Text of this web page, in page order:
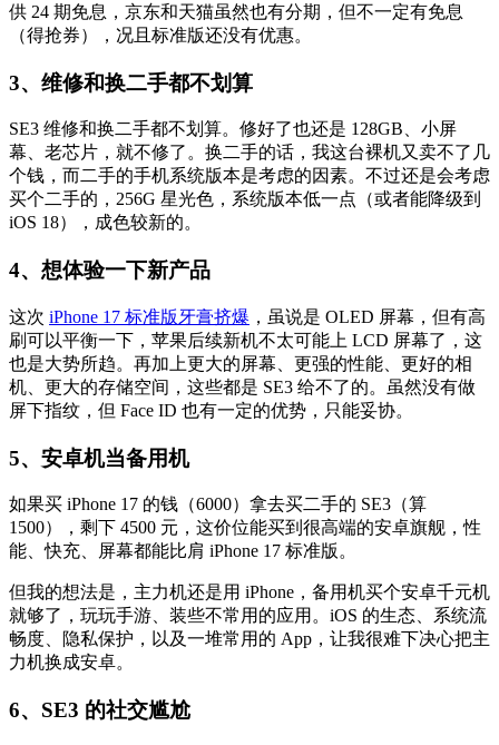
供 24 期免息，京东和天猫虽然也有分期，但不一定有免息
（得抢券），况且标准版还没有优惠。
3、维修和换二手都不划算
SE3 维修和换二手都不划算。修好了也还是 128GB、小屏
幕、老芯片，就不修了。换二手的话，我这台裸机又卖不了几
个钱，而二手的手机系统版本是考虑的因素。不过还是会考虑
买个二手的，256G 星光色，系统版本低一点（或者能降级到
iOS 18），成色较新的。
4、想体验一下新产品
这次 iPhone 17 标准版牙膏挤爆 ，虽说是 OLED 屏幕，但有高
刷可以平衡一下，苹果后续新机不太可能上 LCD 屏幕了，这
也是大势所趋。再加上更大的屏幕、更强的性能、更好的相
机、更大的存储空间，这些都是 SE3 给不了的。虽然没有做
屏下指纹，但 Face ID 也有一定的优势，只能妥协。
5、安卓机当备用机
如果买 iPhone 17 的钱（6000）拿去买二手的 SE3（算
1500），剩下 4500 元，这价位能买到很高端的安卓旗舰，性
能、快充、屏幕都能比肩 iPhone 17 标准版。
但我的想法是，主力机还是用 iPhone，备用机买个安卓千元机
就够了，玩玩手游、装些不常用的应用。iOS 的生态、系统流
畅度、隐私保护，以及一堆常用的 App，让我很难下决心把主
力机换成安卓。
6、SE3 的社交尴尬